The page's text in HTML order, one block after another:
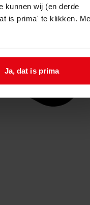
kunnen wij (en derde
is prima' te klikken.
Ja, dat is prima